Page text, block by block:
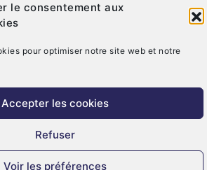
le consentement aux
pour optimiser notre site web et notre
Accepter les cookies
Refuser
Voir les préférences
2026. CRT Centre-Val De Loire
Mentions légales Politique de cookies (UE)